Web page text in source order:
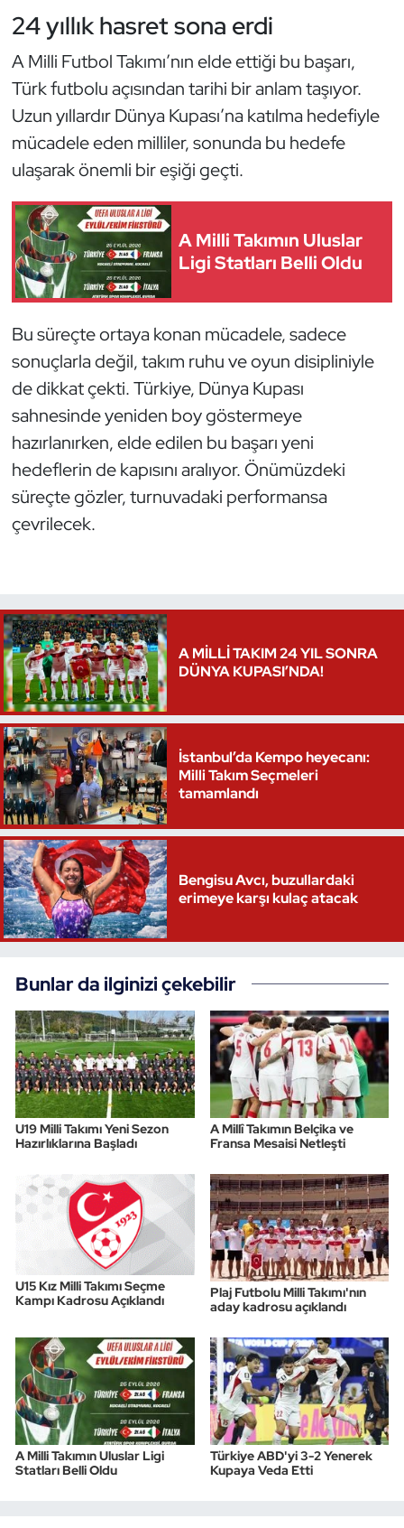
24 yıllık hasret sona erdi
A Milli Futbol Takımı’nın elde ettiği bu başarı,
Türk futbolu açısından tarihi bir anlam taşıyor.
Uzun yıllardır Dünya Kupası’na katılma hedefiyle
mücadele eden milliler, sonunda bu hedefe
ulaşarak önemli bir eşiği geçti.
A Milli Takımın Uluslar
Ligi Statları Belli Oldu
Bu süreçte ortaya konan mücadele, sadece
sonuçlarla değil, takım ruhu ve oyun disipliniyle
de dikkat çekti. Türkiye, Dünya Kupası
sahnesinde yeniden boy göstermeye
hazırlanırken, elde edilen bu başarı yeni
hedeflerin de kapısını aralıyor. Önümüzdeki
süreçte gözler, turnuvadaki performansa
çevrilecek.
A MİLLİ TAKIM 24 YIL SONRA
DÜNYA KUPASI’NDA!
İstanbul’da Kempo heyecanı:
Milli Takım Seçmeleri
tamamlandı
Bengisu Avcı, buzullardaki
erimeye karşı kulaç atacak
Bunlar da ilginizi çekebilir
U19 Milli Takımı Yeni Sezon
Hazırlıklarına Başladı
A Millî Takımın Belçika ve
Fransa Mesaisi Netleşti
U15 Kız Milli Takımı Seçme
Kampı Kadrosu Açıklandı
Plaj Futbolu Milli Takımı'nın
aday kadrosu açıklandı
A Milli Takımın Uluslar Ligi
Statları Belli Oldu
Türkiye ABD'yi 3-2 Yenerek
Kupaya Veda Etti